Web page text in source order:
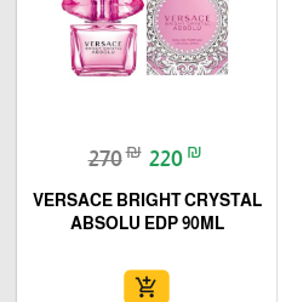
270₪ 220 ₪
VERSACE BRIGHT CRYSTAL
ABSOLU EDP 90ML
add_shopping_cart